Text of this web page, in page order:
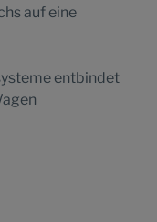
auf eine
entbindet